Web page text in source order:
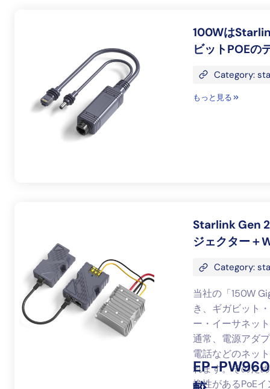
100Wは
ビットPOEの
Category:
もっと見る
Starlink Gen
ジェクター＋
Category:
当社の「150W
き、ギガビット
ー・イーサネッ
通常、電源アダ
電話などのネッ
れます。そのた
換性があるPoE
EP-